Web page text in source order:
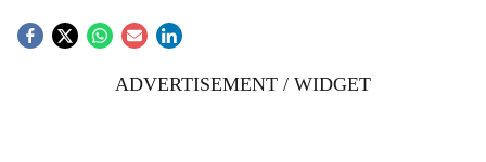
ADVERTISEMENT / WIDGET